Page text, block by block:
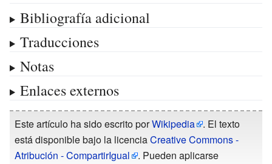
Bibliografía adicional
Traducciones
Notas
Enlaces externos
Este artículo ha sido escrito porWikipedia
. El texto
está disponible bajo la licenciaCreative Commons -
Atribución - CompartirIgual
. Pueden aplicarse